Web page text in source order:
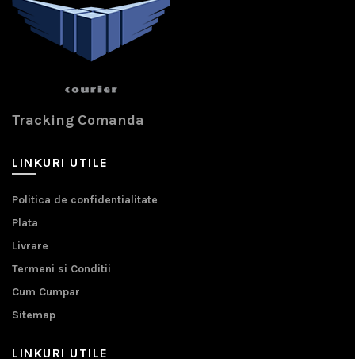
Tracking Comanda
LINKURI UTILE
Politica de confidentialitate
Plata
Livrare
Termeni si Conditii
Cum Cumpar
Sitemap
LINKURI UTILE